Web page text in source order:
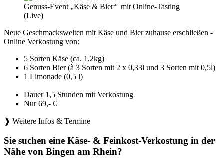
Genuss-Event „Käse & Bier“ mit Online-Tasting
(Live)
Neue Geschmackswelten mit Käse und Bier zuhause erschließen -
Online Verkostung von:
5 Sorten Käse (ca. 1,2kg)
6 Sorten Bier (à 3 Sorten mit 2 x 0,33l und 3 Sorten mit 0,5l)
1 Limonade (0,5 l)
Dauer 1,5 Stunden mit Verkostung
Nur 69,- €
❱ Weitere Infos & Termine
Sie suchen eine Käse- & Feinkost-Verkostung in der
Nähe von Bingen am Rhein?